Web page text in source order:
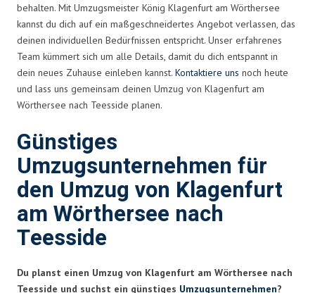
behalten. Mit Umzugsmeister König Klagenfurt am Wörthersee
kannst du dich auf ein maßgeschneidertes Angebot verlassen, das
deinen individuellen Bedürfnissen entspricht. Unser erfahrenes
Team kümmert sich um alle Details, damit du dich entspannt in
dein neues Zuhause einleben kannst. Kontaktiere uns noch heute
und lass uns gemeinsam deinen Umzug von Klagenfurt am
Wörthersee nach Teesside planen.
Günstiges
Umzugsunternehmen für
den Umzug von Klagenfurt
am Wörthersee nach
Teesside
Du planst einen Umzug von Klagenfurt am Wörthersee nach
Teesside und suchst ein günstiges Umzugsunternehmen?